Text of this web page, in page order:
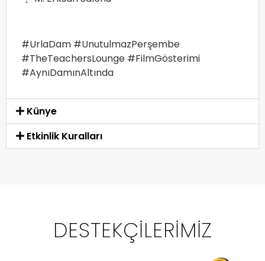
#UrlaDam #UnutulmazPerşembe
#TheTeachersLounge #FilmGösterimi
#AynıDamınAltında
Künye
Etkinlik Kuralları
DESTEKÇILERIMIZ